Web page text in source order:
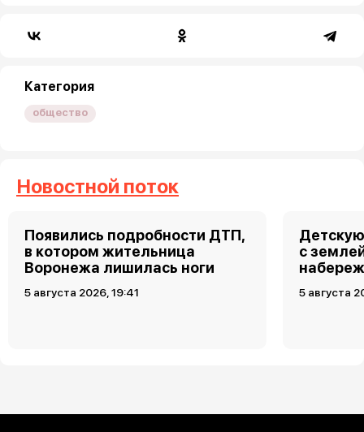
Категория
общество
Новостной поток
Появились подробности ДТП,
в котором жительница
Воронежа лишилась ноги
5 августа 2026, 19:41
с
5 августа